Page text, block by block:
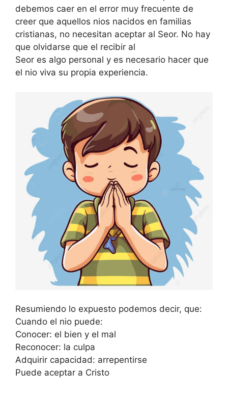
debemos caer en el error muy frecuente de
creer que aquellos nios nacidos en familias
cristianas, no necesitan aceptar al Seor. No hay
que olvidarse que el recibir al
Seor es algo personal y es necesario hacer que
el nio viva su propia experiencia.
Resumiendo lo expuesto podemos decir, que:
Cuando el nio puede:
Conocer: el bien y el mal
Reconocer: la culpa
Adquirir capacidad: arrepentirse
Puede aceptar a Cristo